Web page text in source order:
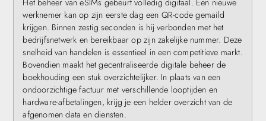
werknemer kan op zijn eerste dag een QR-code gemaild
krijgen. Binnen zestig seconden is hij verbonden met het
bedrijfsnetwerk en bereikbaar op zijn zakelijke nummer. Deze
snelheid van handelen is essentieel in een competitieve markt.
Bovendien maakt het gecentraliseerde digitale beheer de
boekhouding een stuk overzichtelijker. In plaats van een
ondoorzichtige factuur met verschillende looptijden en
hardware-afbetalingen, krijg je een helder overzicht van de
afgenomen data en diensten.